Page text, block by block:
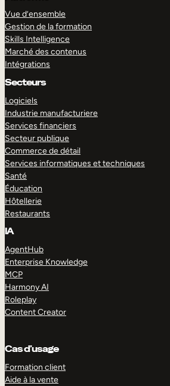
Vue d’ensemble
Gestion de la formation
Skills Intelligence
Marché des contenus
Intégrations
Secteurs
Logiciels
Industrie manufacturiere
Services financiers
Secteur publique
Commerce de détail
Services informatiques et techniques
Santé
Éducation
Hôtellerie
Restaurants
IA
AgentHub
Enterprise Knowledge
MCP
Harmony AI
Roleplay
Content Creator
Cas d’usage
Formation client
Aide à la vente